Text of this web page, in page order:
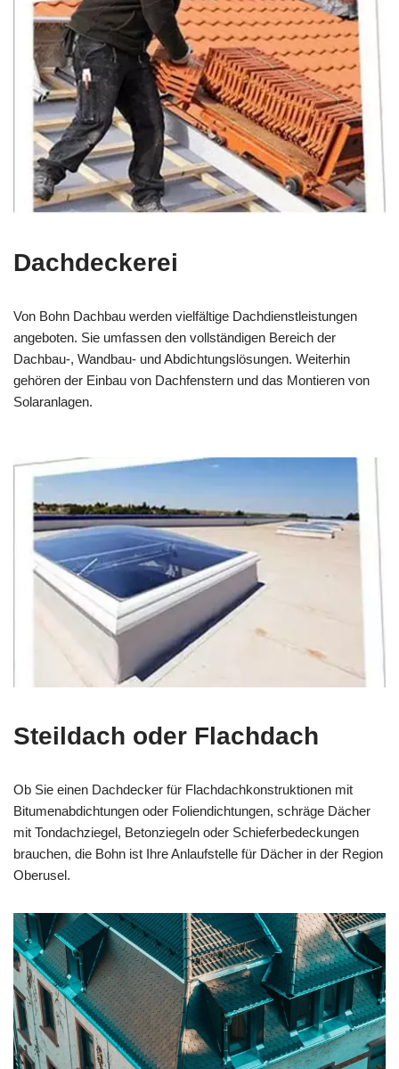
Dachdeckerei
Von Bohn Dachbau werden vielfältige Dachdienstleistungen
angeboten. Sie umfassen den vollständigen Bereich der
Dachbau-, Wandbau- und Abdichtungslösungen. Weiterhin
gehören der Einbau von Dachfenstern und das Montieren von
Solaranlagen.
Steildach oder Flachdach
Ob Sie einen Dachdecker für Flachdachkonstruktionen mit
Bitumenabdichtungen oder Foliendichtungen, schräge Dächer
mit Tondachziegel, Betonziegeln oder Schieferbedeckungen
brauchen, die Bohn ist Ihre Anlaufstelle für Dächer in der Region
Oberusel.